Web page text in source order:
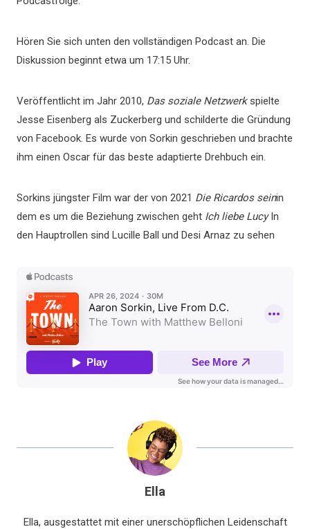
Hören Sie sich unten den vollständigen Podcast an. Die
Diskussion beginnt etwa um 17:15 Uhr.
Veröffentlicht im Jahr 2010, Das soziale Netzwerkspielte
Jesse Eisenberg als Zuckerberg und schilderte die Gründung
von Facebook. Es wurde von Sorkin geschrieben und brachte
ihm einen Oscar für das beste adaptierte Drehbuch ein.
Sorkins jüngster Film war der von 2021 Die Ricardos seinin
dem es um die Beziehung zwischen geht Ich liebe LucyIn
den Hauptrollen sind Lucille Ball und Desi Arnaz zu sehen
Ella
Ella, ausgestattet mit einer unerschöpflichen Leidenschaft